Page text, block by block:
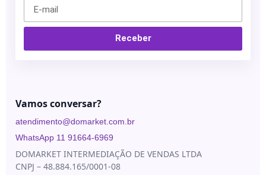
Receber
Vamos conversar?
atendimento@domarket.com.br
WhatsApp 11 91664-6969
DOMARKET INTERMEDIAÇÃO DE VENDAS LTDA
CNPJ – 48.884.165/0001-08